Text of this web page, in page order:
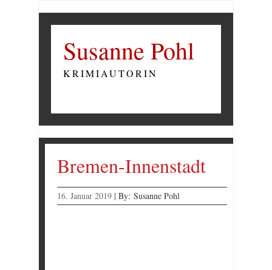
Susanne Pohl
KRIMIAUTORIN
Bremen-Innenstadt
16. Januar 2019 | By: Susanne Pohl